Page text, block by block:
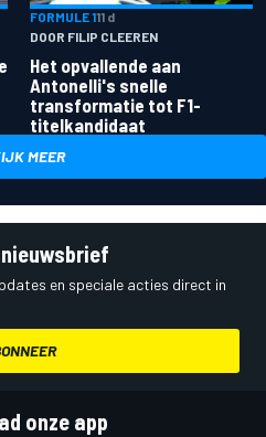
FORMULE 111 d
DOOR FILIP CLEEREN
Het opvallende aan
Antonelli's snelle
transformatie tot F1-
titelkandidaat
MEER
en speciale acties direct in
onze app